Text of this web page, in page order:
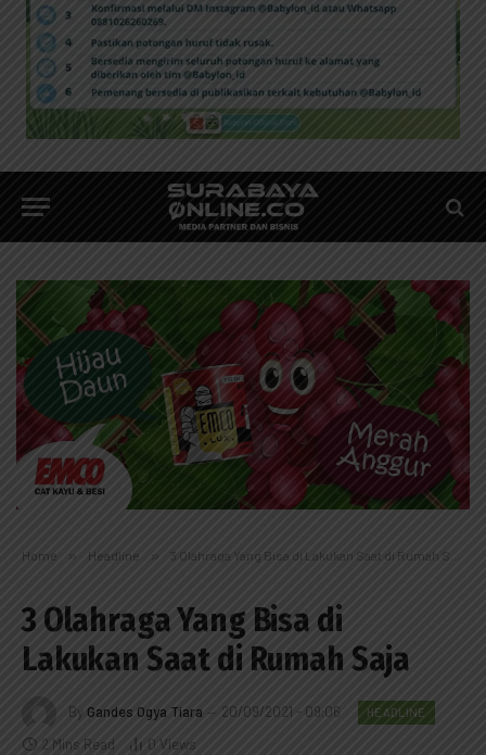
Home » Headline » 3 Olahraga Yang Bisa di Lakukan Saat di Rumah Saja
3 Olahraga Yang Bisa di
Lakukan Saat di Rumah Saja
By Gandes Ogya Tiara 20/09/2021 - 09:06 HEADLINE
2 Mins Read 0 Views